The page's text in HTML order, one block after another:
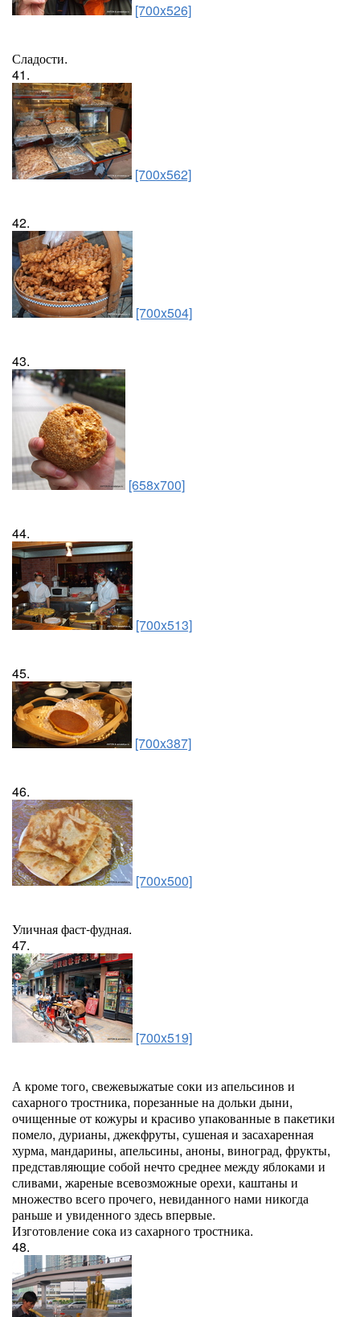
[700x526]
Сладости.
41.
[700x562]
42.
[700x504]
43.
[658x700]
44.
[700x513]
45.
[700x387]
46.
[700x500]
Уличная фаст-фудная.
47.
[700x519]
А кроме того, свежевыжатые соки из апельсинов и
сахарного тростника, порезанные на дольки дыни,
очищенные от кожуры и красиво упакованные в пакетики
помело, дурианы, джекфруты, сушеная и засахаренная
хурма, мандарины, апельсины, аноны, виноград, фрукты,
представляющие собой нечто среднее между яблоками и
сливами, жареные всевозможные орехи, каштаны и
множество всего прочего, невиданного нами никогда
раньше и увиденного здесь впервые.
Изготовление сока из сахарного тростника.
48.